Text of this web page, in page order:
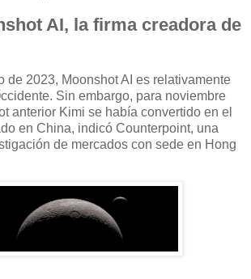
AI, la firma creadora de
de 2023, Moonshot AI es relativamente
Sin embargo, para noviembre
anterior Kimi se había convertido en el
en China, indicó Counterpoint, una
de mercados con sede en Hong